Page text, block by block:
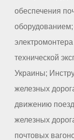
обеспечения
технической
Украины;
железных
движению
железных
почтовых